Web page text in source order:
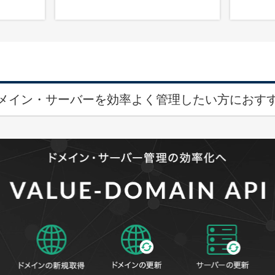
イン・サーバーを効率よく管理したい方におす